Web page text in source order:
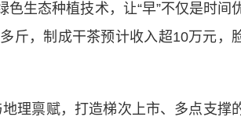
生态种植技术，让“早”不仅是时间
斤，制成干茶预计收入超10万元，
理禀赋，打造梯次上市、多点支撑